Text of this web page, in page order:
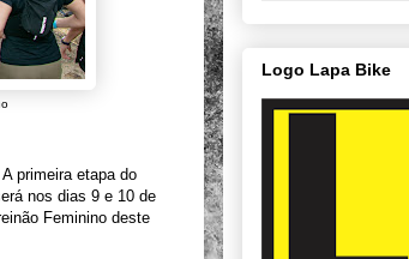
primeira etapa do
nos dias 9 e 10 de
Feminino deste
Logo Lapa Bike